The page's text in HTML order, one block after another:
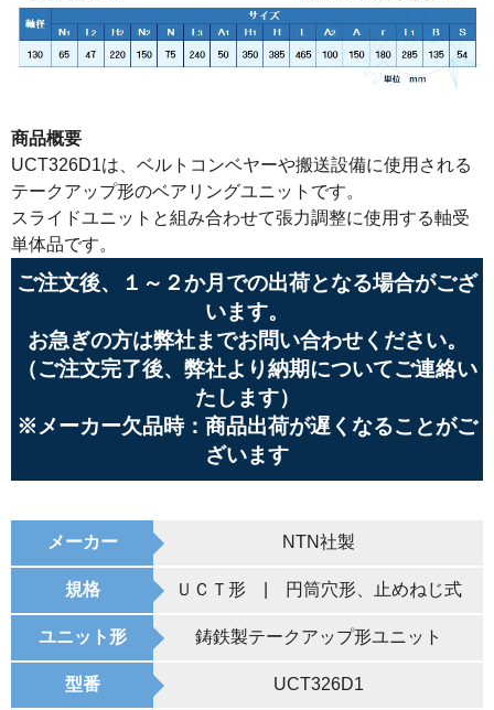
商品概要
UCT326D1は、ベルトコンベヤーや搬送設備に使用される
テークアップ形のベアリングユニットです。
スライドユニットと組み合わせて張力調整に使用する軸受
単体品です。
ご注文後、１～２か月での出荷となる場合がござ
います。
お急ぎの方は弊社までお問い合わせください。
（ご注文完了後、弊社より納期についてご連絡い
たします）
※メーカー欠品時：商品出荷が遅くなることがご
ざいます
メーカー NTN社製
規格 ＵＣＴ形 | 円筒穴形、止めねじ式
ユニット形 鋳鉄製テークアップ形ユニット
型番 UCT326D1